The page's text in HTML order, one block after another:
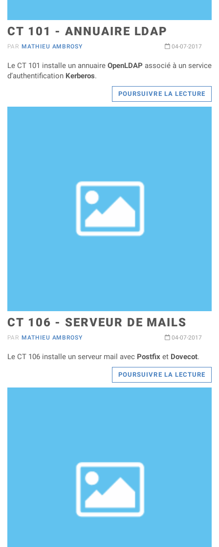
CT 101 - ANNUAIRE LDAP
PAR MATHIEU AMBROSY 04-07-2017
Le CT 101 installe un annuaire OpenLDAP associé à un service
d’authentification Kerberos.
POURSUIVRE LA LECTURE
CT 106 - SERVEUR DE MAILS
PAR MATHIEU AMBROSY 04-07-2017
Le CT 106 installe un serveur mail avec Postfix et Dovecot.
POURSUIVRE LA LECTURE